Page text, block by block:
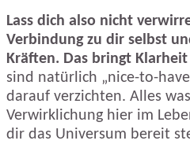
Lass dich also nicht
Verbindung zu dir selbst
Kräften. Das bringt
sind natürlich „nice-to-
darauf verzichten. Alles
Verwirklichung hier im
dir das Universum bereit